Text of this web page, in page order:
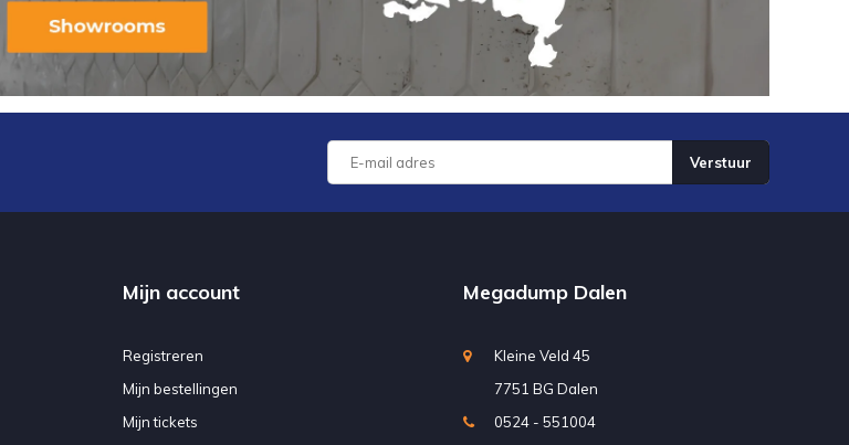
Verstuur
Mijn account
Registreren
Mijn bestellingen
Mijn tickets
Megadump Dalen
Kleine Veld 45
7751 BG Dalen
0524 - 551004